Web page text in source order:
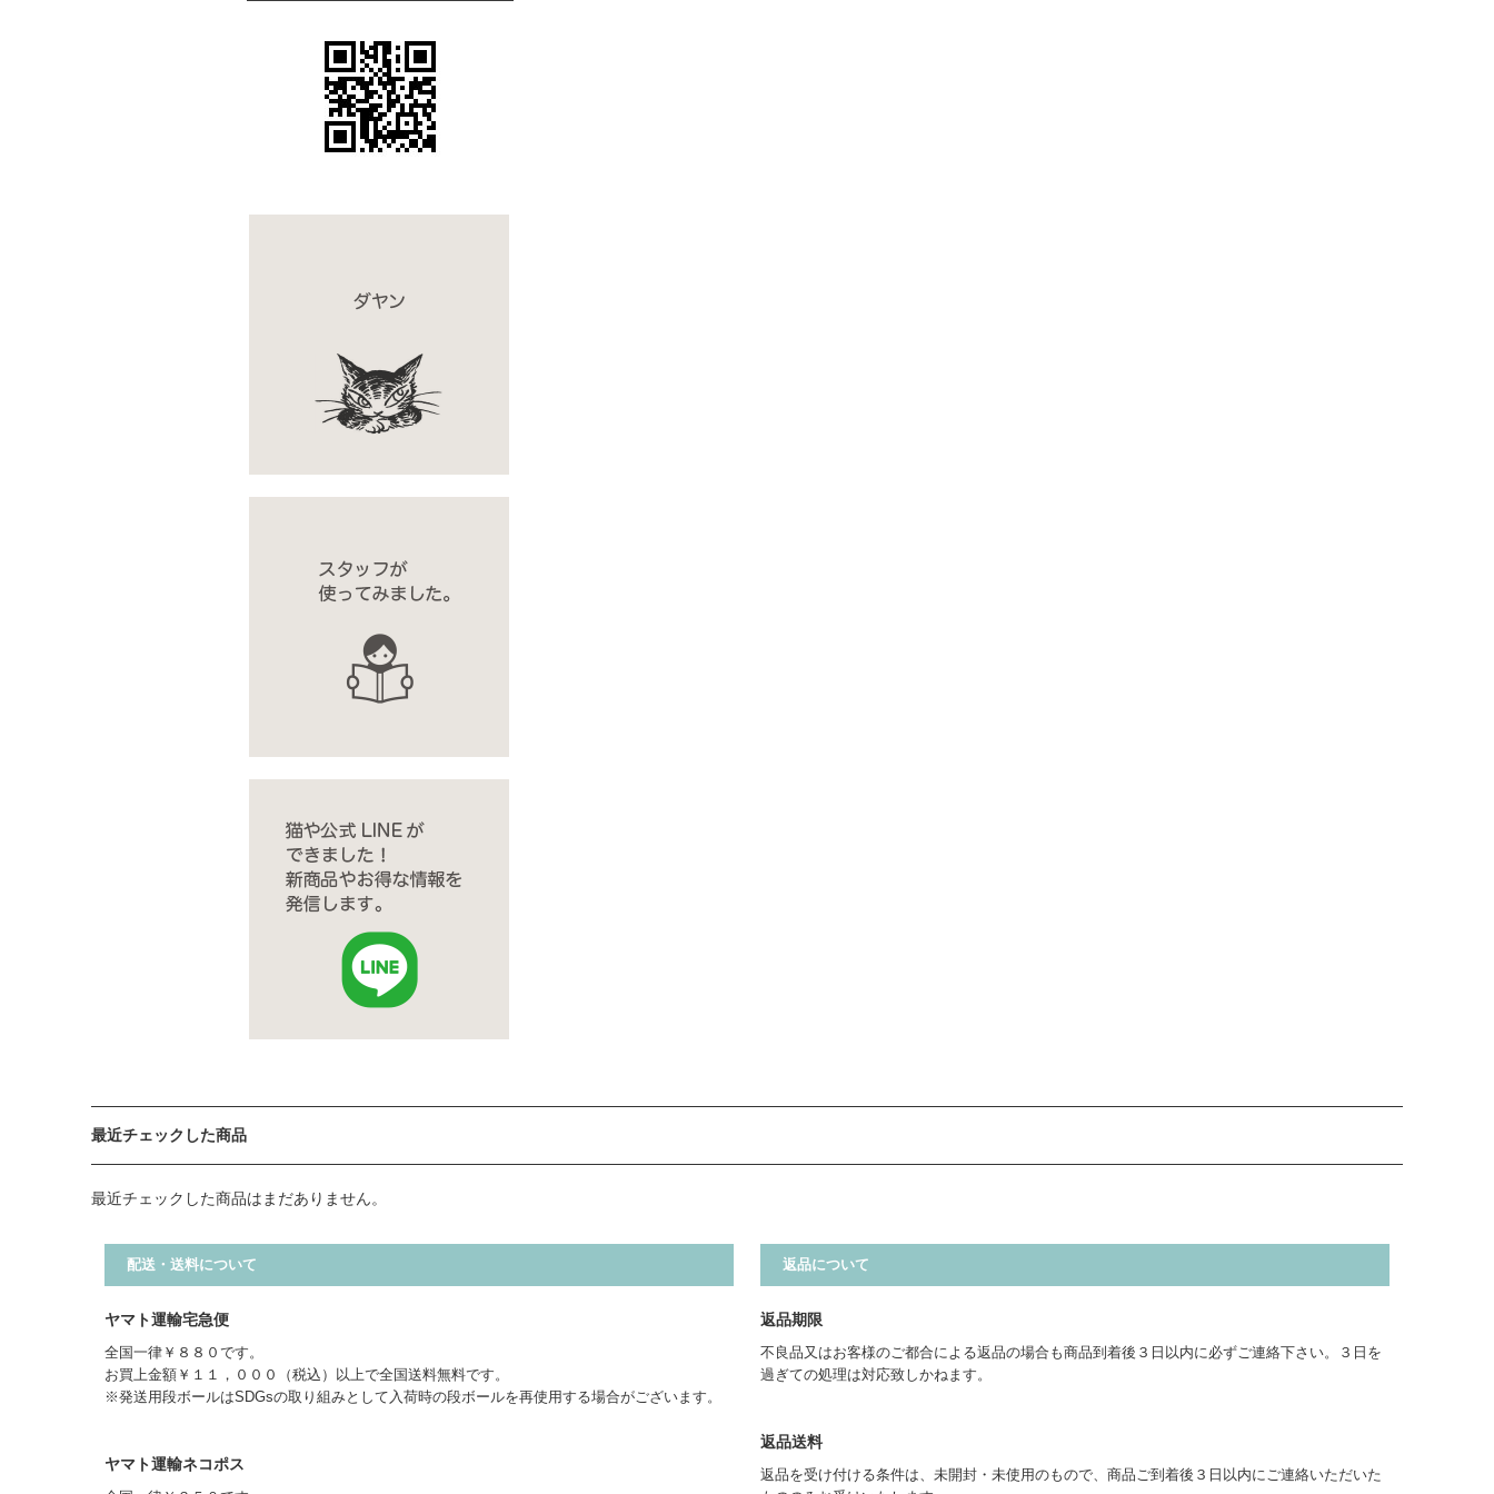
最近チェックした商品
最近チェックした商品はまだありません。
配送・送料について
ヤマト運輸宅急便
全国一律￥８８０です。
お買上金額￥１１，０００（税込）以上で全国送料無料です。
※発送用段ボールはSDGsの取り組みとして入荷時の段ボールを再使用する場合がございます。
ヤマト運輸ネコポス
返品について
返品期限
不良品又はお客様のご都合による返品の場合も商品到着後３日以内に必ずご連絡下さい。３日を
過ぎての処理は対応致しかねます。
返品送料
返品を受け付ける条件は、未開封・未使用のもので、商品ご到着後３日以内にご連絡いただいた